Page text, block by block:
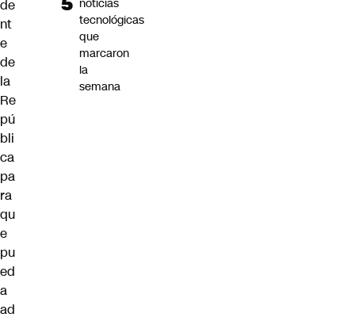
de
nt
e
de
la
Re
pú
bli
ca
pa
ra
qu
e
pu
ed
a
ad
noticias
tecnológicas
que
marcaron
la
semana